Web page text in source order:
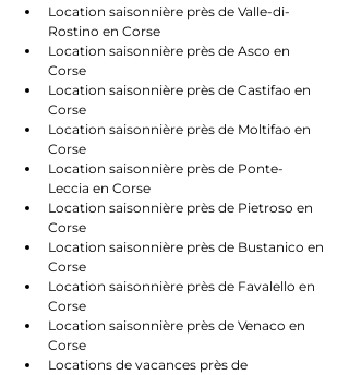
Location saisonnière près de Valle-di-
Rostino en Corse
Location saisonnière près de Asco en
Corse
Location saisonnière près de Castifao en
Corse
Location saisonnière près de Moltifao en
Corse
Location saisonnière près de Ponte-
Leccia en Corse
Location saisonnière près de Pietroso en
Corse
Location saisonnière près de Bustanico en
Corse
Location saisonnière près de Favalello en
Corse
Location saisonnière près de Venaco en
Corse
Locations de vacances près de